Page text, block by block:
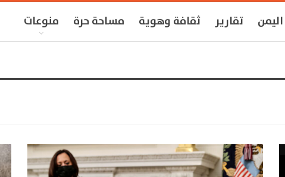
تقارير ثقافة وهوية مساحة حرة منوعات